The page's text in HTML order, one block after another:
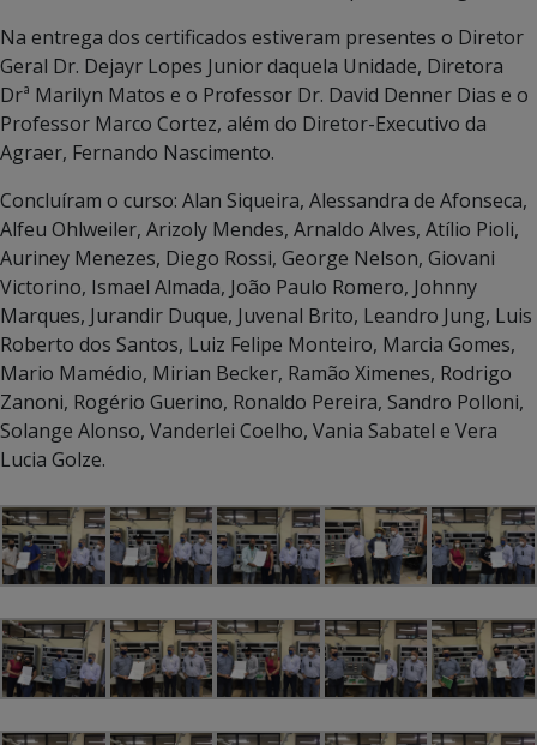
Na entrega dos certificados estiveram presentes o Diretor
Geral Dr. Dejayr Lopes Junior daquela Unidade, Diretora
Drª Marilyn Matos e o Professor Dr. David Denner Dias e o
Professor Marco Cortez, além do Diretor-Executivo da
Agraer, Fernando Nascimento.
Concluíram o curso: Alan Siqueira, Alessandra de Afonseca,
Alfeu Ohlweiler, Arizoly Mendes, Arnaldo Alves, Atílio Pioli,
Auriney Menezes, Diego Rossi, George Nelson, Giovani
Victorino, Ismael Almada, João Paulo Romero, Johnny
Marques, Jurandir Duque, Juvenal Brito, Leandro Jung, Luis
Roberto dos Santos, Luiz Felipe Monteiro, Marcia Gomes,
Mario Mamédio, Mirian Becker, Ramão Ximenes, Rodrigo
Zanoni, Rogério Guerino, Ronaldo Pereira, Sandro Polloni,
Solange Alonso, Vanderlei Coelho, Vania Sabatel e Vera
Lucia Golze.